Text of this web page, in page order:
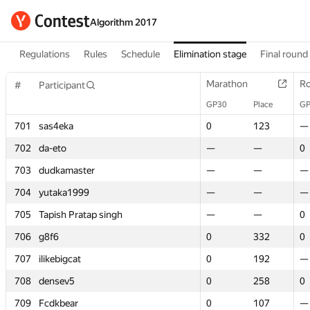
Algorithm 2017
Regulations Rules Schedule Elimination stage Final round
# Participant Marathon
GP30 Place
701 sas4eka 0 123
—
702
da-eto — —
0
703
dudkamaster — —
—
704
yutaka1999 — —
—
705
Tapish Pratap singh — —
0
706
g8f6 0 332
0
707
ilikebigcat 0 192
—
708
densev5 0 258
0
709
Fcdkbear 0 107
—
# Participant Marathon
GP30 Place
701 sas4eka 0 123
—
702
da-eto — —
0
703
dudkamaster — —
—
704
yutaka1999 — —
—
705
Tapish Pratap singh — —
0
706
g8f6 0 332
0
707
ilikebigcat 0 192
—
708
densev5 0 258
0
709
Fcdkbear 0 107
—